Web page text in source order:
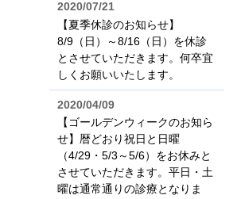
2020/07/21
【夏季休診のお知らせ】
8/9（日）～8/16（日）を休診
とさせていただきます。何卒宜
しくお願いいたします。
2020/04/09
【ゴールデンウィークのお知ら
せ】暦どおり祝日と日曜
（4/29・5/3～5/6）をお休みと
させていただきます。平日・土
曜は通常通りの診療となりま